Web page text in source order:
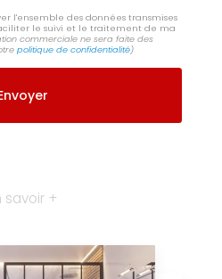
l'ensemble des données transmises
le suivi et le traitement de ma
commerciale ne sera faite des
politique de confidentialité)
savoir +